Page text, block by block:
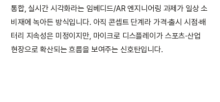
통합, 실시간 시각화라는 임베디드/AR 엔지니어링 과제가 일상 소
비재에 녹아든 방식입니다. 아직 콘셉트 단계라 가격·출시 시점·배
터리 지속성은 미정이지만, 마이크로 디스플레이가 스포츠·산업
현장으로 확산되는 흐름을 보여주는 신호탄입니다.